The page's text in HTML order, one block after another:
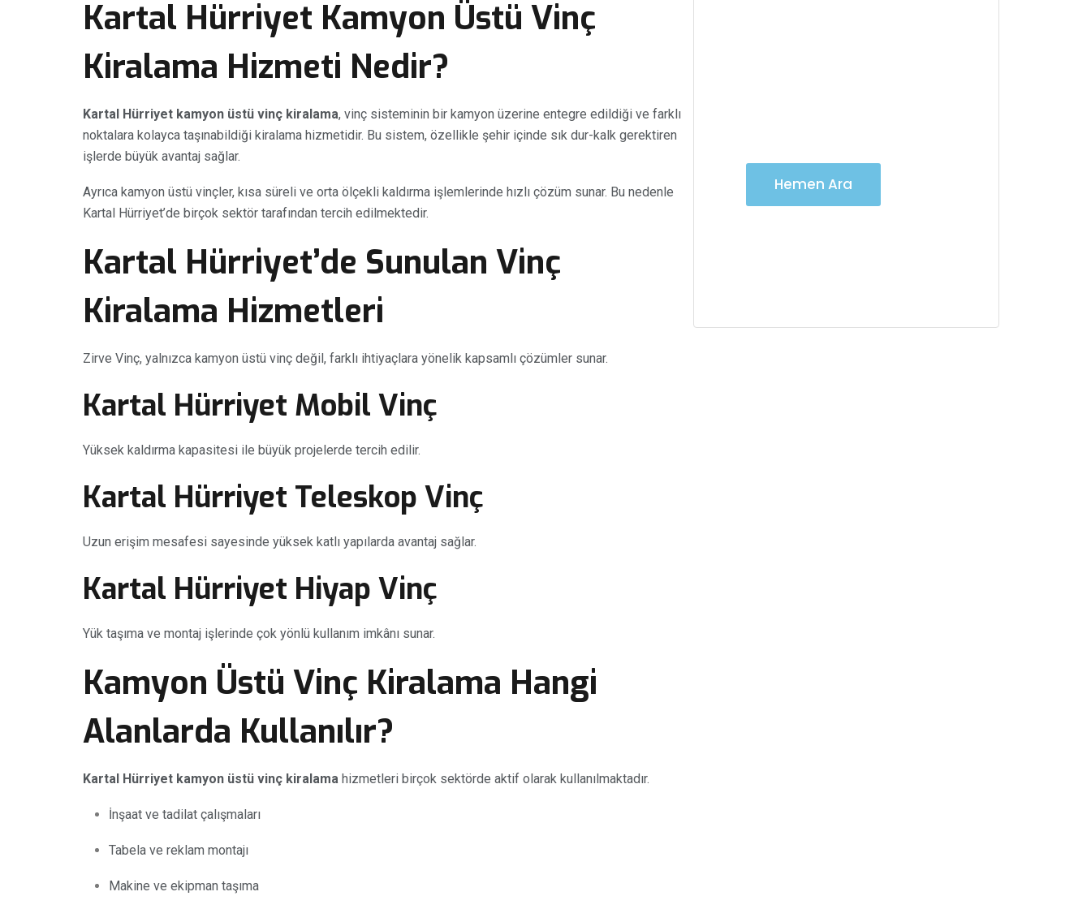
Kartal Hürriyet Kamyon Üstü Vinç
Kiralama Hizmeti Nedir?
Kartal Hürriyet kamyon üstü vinç kiralama, vinç sisteminin bir kamyon üzerine entegre edildiği ve farklı
noktalara kolayca taşınabildiği kiralama hizmetidir. Bu sistem, özellikle şehir içinde sık dur-kalk gerektiren
işlerde büyük avantaj sağlar.
Ayrıca kamyon üstü vinçler, kısa süreli ve orta ölçekli kaldırma işlemlerinde hızlı çözüm sunar. Bu nedenle
Kartal Hürriyet’de birçok sektör tarafından tercih edilmektedir.
Kartal Hürriyet’de Sunulan Vinç
Kiralama Hizmetleri
Zirve Vinç, yalnızca kamyon üstü vinç değil, farklı ihtiyaçlara yönelik kapsamlı çözümler sunar.
Kartal Hürriyet Mobil Vinç
Yüksek kaldırma kapasitesi ile büyük projelerde tercih edilir.
Kartal Hürriyet Teleskop Vinç
Uzun erişim mesafesi sayesinde yüksek katlı yapılarda avantaj sağlar.
Kartal Hürriyet Hiyap Vinç
Yük taşıma ve montaj işlerinde çok yönlü kullanım imkânı sunar.
Kamyon Üstü Vinç Kiralama Hangi
Alanlarda Kullanılır?
Kartal Hürriyet kamyon üstü vinç kiralama hizmetleri birçok sektörde aktif olarak kullanılmaktadır.
İnşaat ve tadilat çalışmaları
Tabela ve reklam montajı
Makine ve ekipman taşıma
Hemen Ara